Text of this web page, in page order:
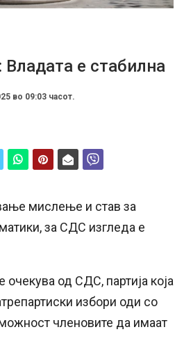
е стабилна
во 09:03 часот.
мислење и став за
за СДС изгледа е
од СДС, партија која
избори оди со
членовите да имаат